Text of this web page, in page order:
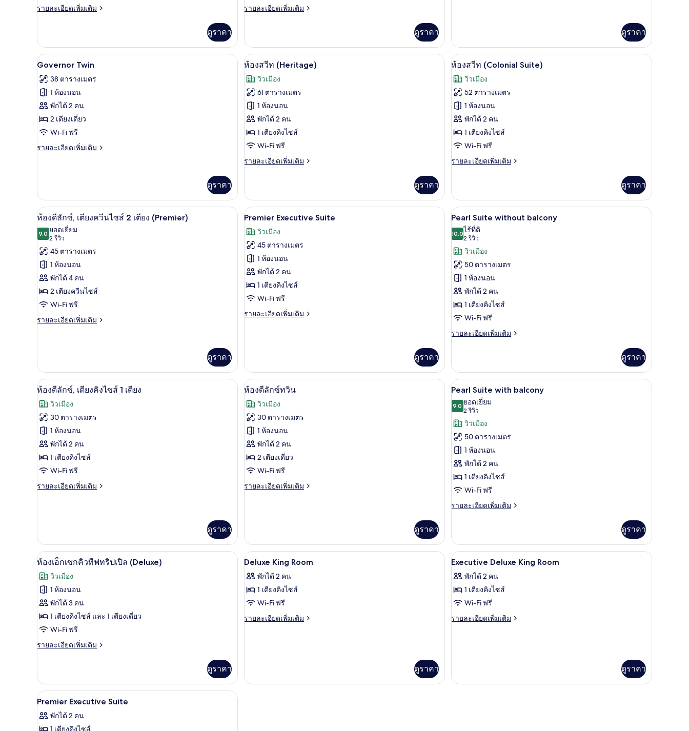
เตียง
เตียง
(Executive)
รายละเอียดเพิ่มเติม
ราย
เกี่ยว
กับ
ห้อง
ลัก
ซ์,
เตียง
คิง
ไซส์
เตียง
(Executive)
ดูราคา
ทวิน
รายละเอียดเพิ่มเติม
ราย
เกี่ยว
กับ
ห้อง
ลัก
ซ์
ทวิ
น
(Executive)
ดูราคา
ซู
พี
เรีย
(Governor)
ดูราคา
เปิด
ภาพถ่าย
ทั้งหมด
ของ
Governor
Twin
Governor Twin | เครื่องนอนระดับพรีเมียม, ตู้นิรภัยในห้องพัก, โต๊ะทำงาน
5
Governor Twin
38 ตารางเมตร
1 ห้องนอน
พักได้ 2 คน
2 เตียงเดี่ยว
Wi-Fi ฟรี
รายละเอียดเพิ่มเติม
ราย
กับ
Governor
Twin
ดูราคา
เปิด
ภาพถ่าย
ทั้งหมด
ของ
ห้อง
สวีท
(Heritage)
ห้องสวีท (Heritage) | เครื่องนอนระดับพรีเมียม, ตู้นิรภัยในห้องพัก, โต๊ะทำงาน
10
ห้องสวีท (Heritage)
วิวเมือง
61 ตารางเมตร
1 ห้องนอน
พักได้ 2 คน
1 เตียงคิงไซส์
Wi-Fi ฟรี
รายละเอียดเพิ่มเติม
ราย
เกี่ยว
กับ
ห้อง
ท
(Heritage)
ดูราคา
เปิด
ภาพถ่าย
ทั้งหมด
ของ
ห้อง
สวีท
(Colonial
Suite)
ห้องสวีท (Colonial Suite) | เครื่องนอนระดับพ
7
ห้องสวีท (Colonial Suite)
วิวเมือง
52 ตารางเมตร
1 ห้องนอน
พักได้ 2 คน
1 เตียงคิงไซส์
Wi-Fi ฟรี
รายละเอียดเพิ่มเติม
ราย
เกี่ยว
กับ
ห้อง
ท
(Colonial
Suite)
ดูราคา
เปิด
ภาพถ่าย
ทั้งหมด
ของ
ห้อง
ดี
ลัก
ซ์,
2
เตียง
(Premier)
ห้องดีลักซ์, เตียงควีนไซส์ 2 เตียง (Premier) | เครื่องนอนระดับพรีเมียม, ตู้นิรภัยในห้องพัก, โต๊ะทำงาน
4
ห้องดีลักซ์, เตียงควีนไซส์ 2 เตียง (Premier)
9.09.0 จาก 10
ยอดเยี่ยม
2 รีวิว
(2
รีวิว)
45 ตารางเมตร
1 ห้องนอน
พักได้ 4 คน
2 เตียงควีนไซส์
Wi-Fi ฟรี
รายละเอียดเพิ่มเติม
ราย
กับ
ห้อง
ดี
ลัก
ซ์,
เตียง
ควีน
ไซส์
2
เตียง
(Premier)
ดูราคา
เปิด
ภาพถ่าย
ทั้งหมด
ของ
Premier
Executive
Suite
Premier Executive Suite | เครื่องนอนระดับพรีเมียม, ตู้นิรภัยในห้องพัก, โต๊ะทำงาน
6
Premier Executive Suite
วิวเมือง
45 ตารางเมตร
1 ห้องนอน
พักได้ 2 คน
1 เตียงคิงไซส์
Wi-Fi ฟรี
รายละเอียดเพิ่มเติม
ราย
Premier
Executive
Suite
ดูราคา
เปิด
ภาพถ่าย
ทั้งหมด
ของ
Pearl
Suite
without
balcony
Pearl Suite without balcony | เครื่องนอนระ
10
Pearl Suite without balcony
10.010.0 จาก 10
ไร้ที่ติ
2 รีวิว
(2
รีวิว)
วิวเมือง
50 ตารางเมตร
1 ห้องนอน
พักได้ 2 คน
1 เตียงคิงไซส์
Wi-Fi ฟรี
รายละเอียดเพิ่มเติม
ราย
เกี่ยว
กับ
Pearl
without
balcony
ดูราคา
เปิด
ภาพถ่าย
ทั้งหมด
ของ
ห้อง
ดี
ลัก
ซ์,
เตียง
เครื่องนอนระดับพรีเมียม, ตู้นิรภัยในห้องพัก, โต๊ะทำงาน
6
ห้องดีลักซ์, เตียงคิงไซส์ 1 เตียง
วิวเมือง
30 ตารางเมตร
1 ห้องนอน
พักได้ 2 คน
1 เตียงคิงไซส์
Wi-Fi ฟรี
รายละเอียดเพิ่มเติม
ราย
ห้อง
ลัก
เตียง
คิง
ไซส์
เตียง
ดูราคา
เปิด
ภาพถ่าย
ทั้งหมด
ของ
ห้อง
ดี
ลัก
ซ์
เครื่องนอนระดับพรีเมียม, ตู้นิรภัยในห้องพัก, โต๊ะทำงาน
5
ห้องดีลักซ์ทวิน
วิวเมือง
30 ตารางเมตร
1 ห้องนอน
พักได้ 2 คน
2 เตียงเดี่ยว
Wi-Fi ฟรี
รายละเอียดเพิ่มเติม
ราย
ห้อง
ลัก
ทวิ
น
ดูราคา
เปิด
ภาพถ่าย
ทั้งหมด
ของ
Pearl
Suite
with
balcony
เครื่องนอนระดับพรีเมียม, ตู้นิรภัยในห้องพัก, โ
8
Pearl Suite with balcony
9.09.0 จาก 10
ยอดเยี่ยม
2 รีวิว
(2
รีวิว)
วิวเมือง
50 ตารางเมตร
1 ห้องนอน
พักได้ 2 คน
1 เตียงคิงไซส์
Wi-Fi ฟรี
รายละเอียดเพิ่มเติม
ราย
เกี่ยว
กับ
Pearl
with
balcony
ดูราคา
เปิด
ภาพถ่าย
ทั้งหมด
ของ
ห้อง
เอ็ก
เซก
ทีฟ
ทริปเปิล
(Deluxe)
เครื่องนอนระดับพรีเมียม, ตู้นิรภัยในห้องพัก, โต๊ะทำงาน
4
ห้องเอ็กเซกคิวทีฟทริปเปิล (Deluxe)
วิวเมือง
1 ห้องนอน
พักได้ 3 คน
1 เตียงคิงไซส์ และ 1 เตียงเดี่ยว
Wi-Fi ฟรี
รายละเอียดเพิ่มเติม
ราย
เกี่ยว
กับ
ห้อง
เซก
คิว
ดูราคา
เปิด
ภาพถ่าย
ทั้งหมด
ของ
Deluxe
เครื่องนอนระดับพรีเมียม, ตู้นิรภัยในห้องพัก, โต๊ะทำงาน
4
Deluxe King Room
พักได้ 2 คน
1 เตียงคิงไซส์
Wi-Fi ฟรี
รายละเอียดเพิ่มเติม
ราย
King
ดูราคา
เปิด
ภาพถ่าย
ทั้งหมด
ของ
Executive
เครื่องนอนระดับพรีเมียม, ตู้นิรภัยในห้องพัก, โ
7
Executive Deluxe King Room
พักได้ 2 คน
1 เตียงคิงไซส์
Wi-Fi ฟรี
รายละเอียดเพิ่มเติม
ราย
Deluxe
ดูราคา
เปิด
ภาพถ่าย
ทั้งหมด
เครื่องนอนระดับพรีเมียม, ตู้นิรภัยในห้องพัก, โต๊ะทำงาน
4
Premier Executive Suite
พักได้ 2 คน
1 เตียงคิงไซส์